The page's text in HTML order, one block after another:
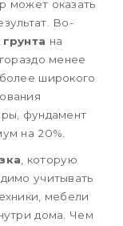
может оказать
Во-
грунта на
менее
широкого
фундамент
на 20%.
, которую
учитывать
мебели
дома. Чем